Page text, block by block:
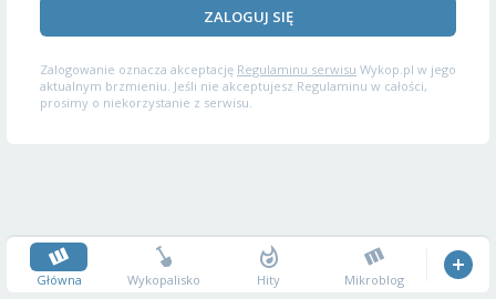
ZALOGUJ SIĘ
Zalogowanie oznacza akceptację Regulaminu serwisu Wykop.pl w jego
aktualnym brzmieniu. Jeśli nie akceptujesz Regulaminu w całości,
prosimy o niekorzystanie z serwisu.
Główna Wykopalisko Hity Mikroblog